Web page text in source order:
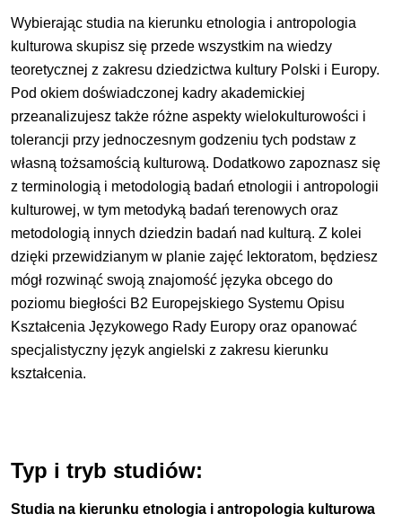
Wybierając studia na kierunku etnologia i antropologia
kulturowa skupisz się przede wszystkim na wiedzy
teoretycznej z zakresu dziedzictwa kultury Polski i Europy.
Pod okiem doświadczonej kadry akademickiej
przeanalizujesz także różne aspekty wielokulturowości i
tolerancji przy jednoczesnym godzeniu tych podstaw z
własną tożsamością kulturową. Dodatkowo zapoznasz się
z terminologią i metodologią badań etnologii i antropologii
kulturowej, w tym metodyką badań terenowych oraz
metodologią innych dziedzin badań nad kulturą. Z kolei
dzięki przewidzianym w planie zajęć lektoratom, będziesz
mógł rozwinąć swoją znajomość języka obcego do
poziomu biegłości B2 Europejskiego Systemu Opisu
Kształcenia Językowego Rady Europy oraz opanować
specjalistyczny język angielski z zakresu kierunku
kształcenia.
Typ i tryb studiów:
Studia na kierunku etnologia i antropologia kulturowa